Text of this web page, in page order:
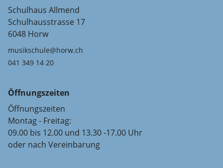
Schulhaus Allmend
Schulhausstrasse 17
6048 Horw
musikschule@horw.ch
041 349 14 20
Öffnungszeiten
Öffnungszeiten
Montag - Freitag:
09.00 bis 12.00 und 13.30 -17.00 Uhr
oder nach Vereinbarung